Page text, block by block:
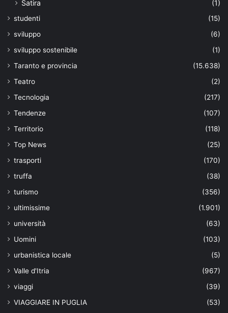
Satira (1)
studenti
(15)
sviluppo
(6)
sviluppo sostenibile
(1)
Taranto e provincia
(15.638)
Teatro
(2)
Tecnologia
(217)
Tendenze
(107)
Territorio
(118)
Top News
(25)
trasporti
(170)
truffa
(38)
turismo
(356)
ultimissime
(1.901)
università
(63)
Uomini
(103)
urbanistica locale
(5)
Valle d'Itria
(967)
viaggi
(39)
VIAGGIARE IN PUGLIA
(53)